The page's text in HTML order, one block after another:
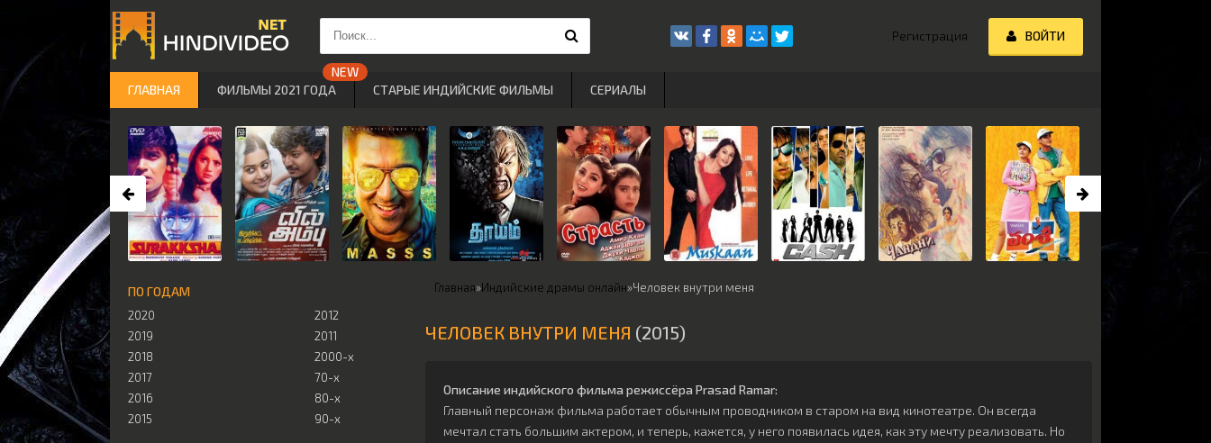
Главная»Индийские драмы онлайн»Человек внутри меня
ЧЕЛОВЕК ВНУТРИ МЕНЯ (2015)
Описание индийского фильма режиссёра Prasad Ramar:
Главный персонаж фильма работает обычным проводником в старом на вид кинотеатре. Он всегда
мечтал стать большим актером, и теперь, кажется, у него появилась идея, как эту мечту реализовать. Но
ПО ГОДАМ
2020
2019
2018
2017
2016
2015
2012
2011
2000-х
70-х
80-х
90-х
Регистрация ВОЙТИ
ГЛАВНАЯ ФИЛЬМЫ 2021 ГОДА СТАРЫЕ ИНДИЙСКИЕ ФИЛЬМЫ СЕРИАЛЫ